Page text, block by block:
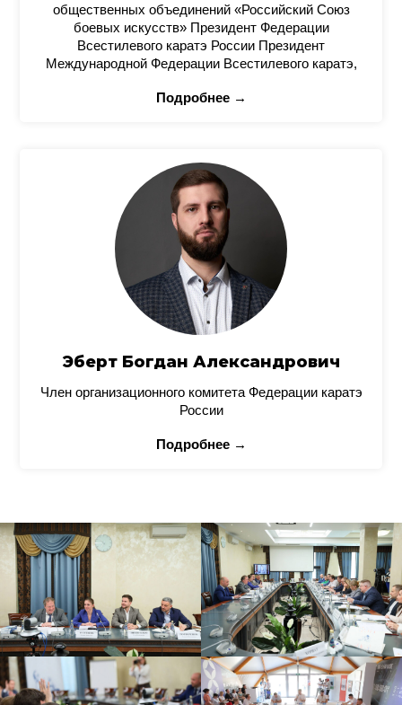
общественных объединений «Российский Союз
боевых искусств» Президент Федерации
Всестилевого каратэ России Президент
Международной Федерации Всестилевого каратэ,
Подробнее →
Эберт Богдан Александрович
Член организационного комитета Федерации каратэ
России
Подробнее →